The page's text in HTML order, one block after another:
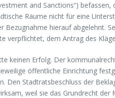
and Sanctions“)
Räume nicht für eine
Bezugnahme hierauf abgelehnt.
verpflichtet, dem Antrag des
keinen Erfolg. Der
öffentliche Einrichtung
Den Stadtratsbeschluss der
weil sie das Grundrecht der